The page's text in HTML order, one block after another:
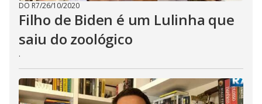
DO R7/26/10/2020
Filho de Biden é um Lulinha que
saiu do zoológico
.